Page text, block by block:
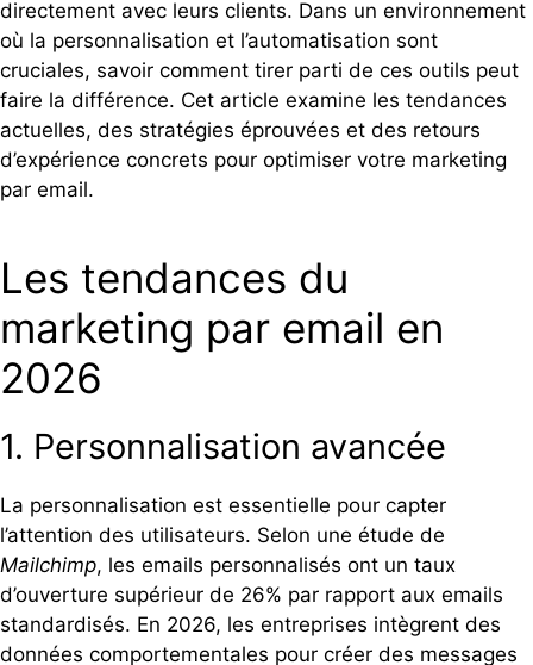
directement avec leurs clients. Dans un environnement
où la personnalisation et l’automatisation sont
cruciales, savoir comment tirer parti de ces outils peut
faire la différence. Cet article examine les tendances
actuelles, des stratégies éprouvées et des retours
d’expérience concrets pour optimiser votre marketing
par email.
Les tendances du
marketing par email en
2026
1. Personnalisation avancée
La personnalisation est essentielle pour capter
l’attention des utilisateurs. Selon une étude de
Mailchimp, les emails personnalisés ont un taux
d’ouverture supérieur de 26% par rapport aux emails
standardisés. En 2026, les entreprises intègrent des
données comportementales pour créer des messages